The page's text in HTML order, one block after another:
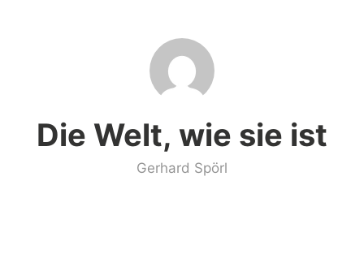
Die Welt, wie sie ist
Gerhard Spörl